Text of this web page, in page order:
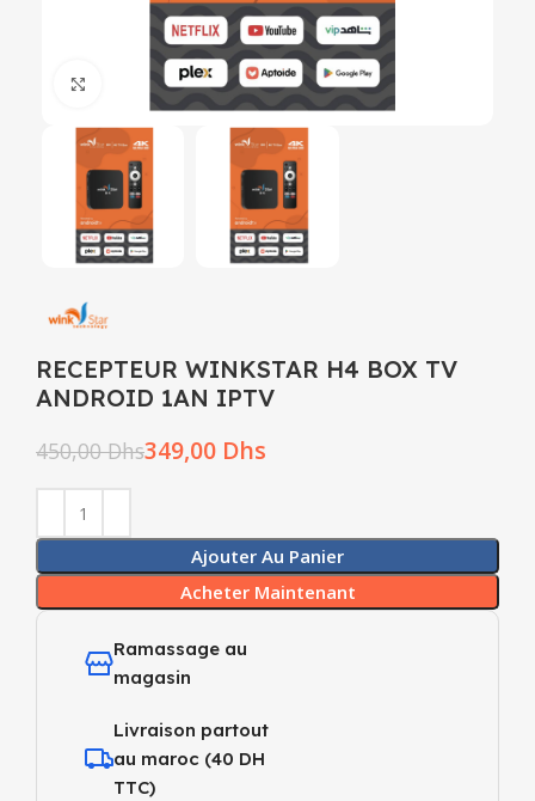
Click to enlarge
RECEPTEUR WINKSTAR H4 BOX TV
ANDROID 1AN IPTV
450,00Dhs349,00 Dhs
Ajouter Au Panier
Acheter Maintenant
Ramassage au
magasin
Livraison partout
au maroc (40 DH
TTC)